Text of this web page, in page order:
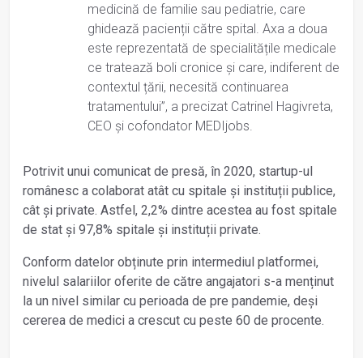
medicină de familie sau pediatrie, care
ghidează pacienții către spital. Axa a doua
este reprezentată de specialitățile medicale
ce tratează boli cronice și care, indiferent de
contextul țării, necesită continuarea
tratamentului”, a precizat Catrinel Hagivreta,
CEO și cofondator MEDIjobs.
Potrivit unui comunicat de presă, în 2020, startup-ul
românesc a colaborat atât cu spitale și instituții publice,
cât și private. Astfel, 2,2% dintre acestea au fost spitale
de stat și 97,8% spitale și instituții private.
Conform datelor obținute prin intermediul platformei,
nivelul salariilor oferite de către angajatori s-a menținut
la un nivel similar cu perioada de pre pandemie, deși
cererea de medici a crescut cu peste 60 de procente.